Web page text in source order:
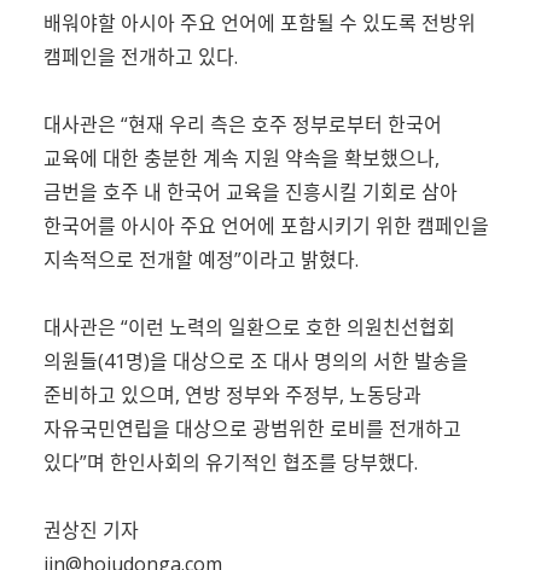
배워야할 아시아 주요 언어에 포함될 수 있도록 전방위
캠페인을 전개하고 있다.
대사관은 “현재 우리 측은 호주 정부로부터 한국어
교육에 대한 충분한 계속 지원 약속을 확보했으나,
금번을 호주 내 한국어 교육을 진흥시킬 기회로 삼아
한국어를 아시아 주요 언어에 포함시키기 위한 캠페인을
지속적으로 전개할 예정”이라고 밝혔다.
대사관은 “이런 노력의 일환으로 호한 의원친선협회
의원들(41명)을 대상으로 조 대사 명의의 서한 발송을
준비하고 있으며, 연방 정부와 주정부, 노동당과
자유국민연립을 대상으로 광범위한 로비를 전개하고
있다”며 한인사회의 유기적인 협조를 당부했다.
권상진 기자
jin@hojudonga.com